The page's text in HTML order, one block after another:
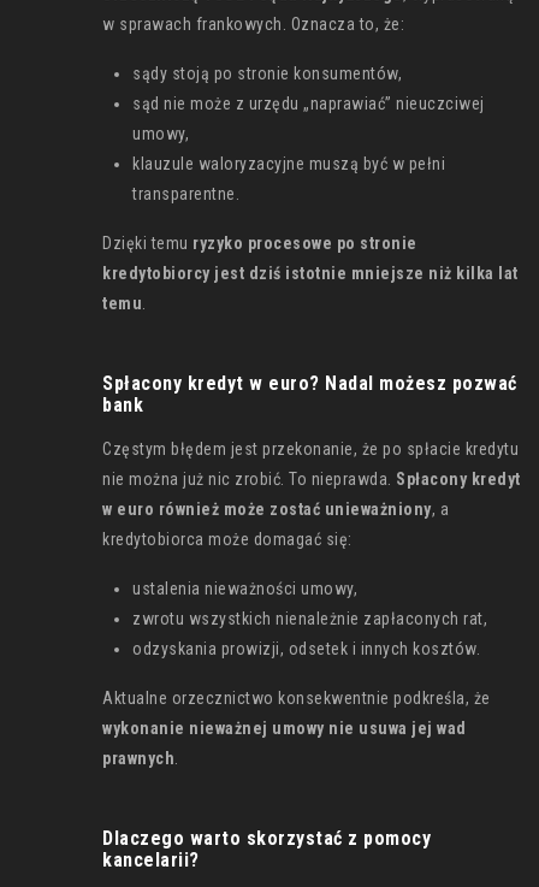
w sprawach frankowych. Oznacza to, że:
sądy stoją po stronie konsumentów,
sąd nie może z urzędu „naprawiać” nieuczciwej
umowy,
klauzule waloryzacyjne muszą być w pełni
transparentne.
Dzięki temu ryzyko procesowe po stronie
kredytobiorcy jest dziś istotnie mniejsze niż kilka lat
temu
Spłacony kredyt w euro? Nadal możesz pozwać
bank
Częstym błędem jest przekonanie, że po spłacie kredytu
nie można już nic zrobić. To nieprawda. Spłacony kredyt
w euro również może zostać unieważniony, a
kredytobiorca może domagać się:
ustalenia nieważności umowy,
zwrotu wszystkich nienależnie zapłaconych rat,
odzyskania prowizji, odsetek i innych kosztów.
Aktualne orzecznictwo konsekwentnie podkreśla, że
wykonanie nieważnej umowy nie usuwa jej wad
prawnych
Dlaczego warto skorzystać z pomocy
kancelarii?